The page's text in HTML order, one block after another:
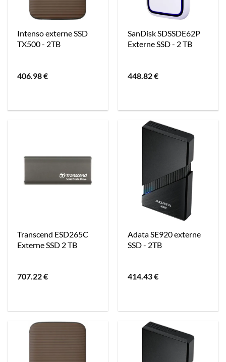
Intenso externe SSD
TX500 - 2TB
406.98€
SanDisk SDSSDE62P
Externe SSD - 2 TB
448.82€
Transcend ESD265C
Externe SSD 2 TB
707.22€
Adata SE920 externe
SSD - 2TB
414.43€